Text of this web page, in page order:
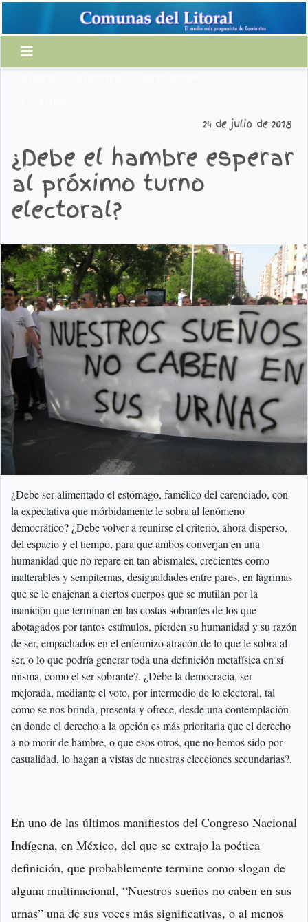
24 de julio de 2018
¿Debe el hambre esperar
al próximo turno
electoral?
¿Debe ser alimentado el estómago, famélico del carenciado, con
la expectativa que mórbidamente le sobra al fenómeno
democrático? ¿Debe volver a reunirse el criterio, ahora disperso,
del espacio y el tiempo, para que ambos converjan en una
humanidad que no repare en tan abismales, crecientes como
inalterables y sempiternas, desigualdades entre pares, en lágrimas
que se le enajenan a ciertos cuerpos que se mutilan por la
inanición que terminan en las costas sobrantes de los que
abotagados por tantos estímulos, pierden su humanidad y su razón
de ser, empachados en el enfermizo atracón de lo que le sobra al
ser, o lo que podría generar toda una definición metafísica en sí
misma, como el ser sobrante?. ¿Debe la democracia, ser
mejorada, mediante el voto, por intermedio de lo electoral, tal
como se nos brinda, presenta y ofrece, desde una contemplación
en donde el derecho a la opción es más prioritaria que el derecho
a no morir de hambre, o que esos otros, que no hemos sido por
casualidad, lo hagan a vistas de nuestras elecciones secundarias?.
En uno de las últimos manifiestos del Congreso Nacional
Indígena, en México, del que se extrajo la poética
definición, que probablemente termine como slogan de
alguna multinacional, “Nuestros sueños no caben en sus
urnas” una de sus voces más significativas, o al menos